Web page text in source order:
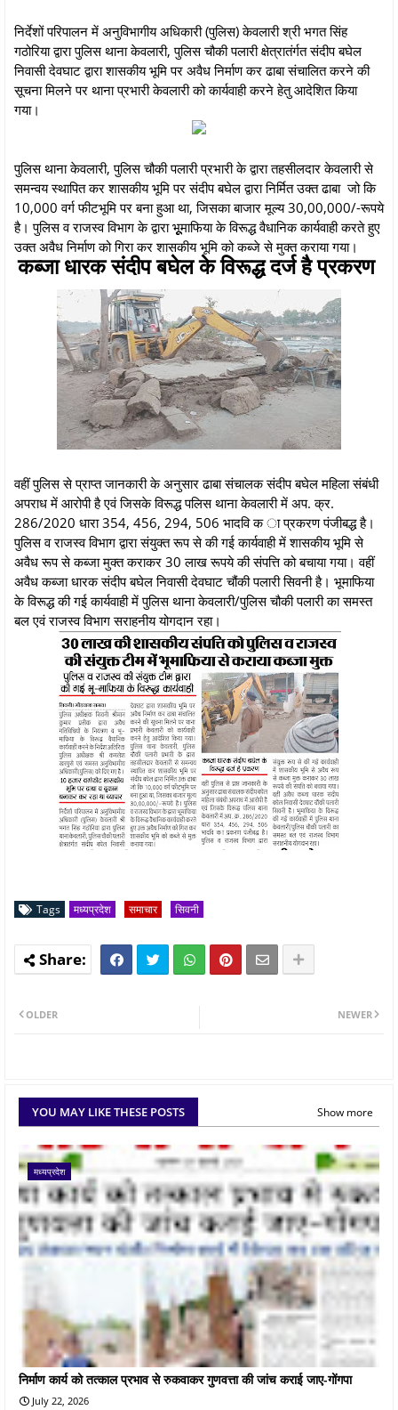
निर्देशों परिपालन में अनुविभागीय अधिकारी (पुलिस) केवलारी श्री भगत सिंह
गठोरिया द्वारा पुलिस थाना केवलारी, पुलिस चौकी पलारी क्षेत्रातंर्गत संदीप बघेल
निवासी देवघाट द्वारा शासकीय भूमि पर अवैध निर्माण कर ढाबा संचालित करने की
सूचना मिलने पर थाना प्रभारी केवलारी को कार्यवाही करने हेतु आदेशित किया
गया।
पुलिस थाना केवलारी, पुलिस चौकी पलारी प्रभारी के द्वारा तहसीलदार केवलारी से
समन्वय स्थापित कर शासकीय भूमि पर संदीप बघेल द्वारा निर्मित उक्त ढाबा जो कि
10,000 वर्ग फीटभूमि पर बना हुआ था, जिसका बाजार मूल्य 30,00,000/-रूपये
है। पुलिस व राजस्व विभाग के द्वारा भूूूमाफिया के विरूद्ध वैधानिक कार्यवाही करते हुए
उक्त अवैध निर्माण को गिरा कर शासकीय भूमि को कब्जे से मुक्त कराया गया।
कब्जा धारक संदीप बघेल के विरूद्ध दर्ज है प्रकरण
वहीं पुलिस से प्राप्त जानकारी के अनुसार ढाबा संचालक संदीप बघेल महिला संबंधी
अपराध में आरोपी है एवं जिसके विरूद्ध पलिस थाना केवलारी में अप. क्र.
286/2020 धारा 354, 456, 294, 506 भादवि क ा प्रकरण पंजीबद्ध है।
पुलिस व राजस्व विभाग द्वारा संयुक्त रूप से की गई कार्यवाही में शासकीय भूमि से
अवैध रूप से कब्जा मुक्त कराकर 30 लाख रूपये की संपत्ति को बचाया गया। वहीं
अवैध कब्जा धारक संदीप बघेल निवासी देवघाट चौंकी पलारी सिवनी है। भूमाफिया
के विरूद्ध की गई कार्यवाही में पुलिस थाना केवलारी/पुलिस चौकी पलारी का समस्त
बल एवं राजस्व विभाग सराहनीय योगदान रहा।
Tags मध्यप्रदेश समाचार सिवनी
NEWER
OLDER
YOU MAY LIKE THESE POSTS Show more
मध्यप्रदेश
निर्माण कार्य को तत्काल प्रभाव से रुकवाकर गुणवत्ता की जांच कराई जाए-गोंगपा
July 22, 2026